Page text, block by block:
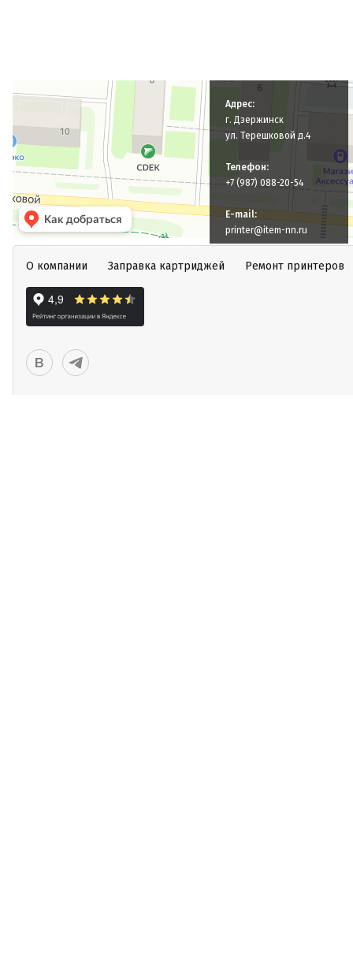
Компьютерный ремонт и услуги в Дзержинске
Ремонт оргтехники в Дзержинске
Адрес:
г. Дзержинск
ул. Терешковой д.4
Телефон:
+7 (987) 088-20-54
E-mail:
printer@item-nn.ru
О компании Заправка картриджей Ремонт принтеров